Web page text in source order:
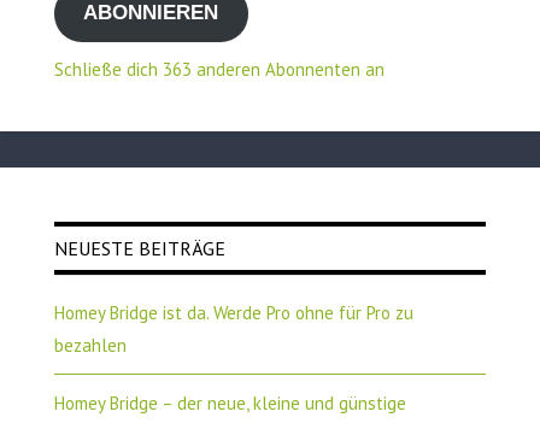
AdresseABONNIEREN
Schließe dich 363 anderen Abonnenten an
NEUESTE BEITRÄGE
Homey Bridge ist da. Werde Pro ohne für Pro zu
bezahlen
Homey Bridge – der neue, kleine und günstige